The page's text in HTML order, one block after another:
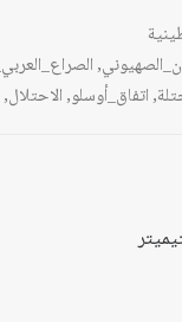
,
,اتفاق_أوسلو,الاحتلال,